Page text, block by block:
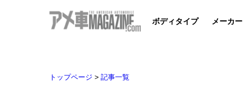
ボディタイプ メーカー
トップページ > 記事一覧